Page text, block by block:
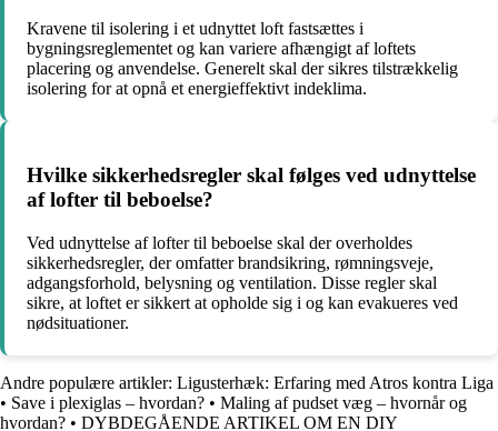
Kravene til isolering i et udnyttet loft fastsættes i
bygningsreglementet og kan variere afhængigt af loftets
placering og anvendelse. Generelt skal der sikres tilstrækkelig
isolering for at opnå et energieffektivt indeklima.
Hvilke sikkerhedsregler skal følges ved udnyttelse
af lofter til beboelse?
Ved udnyttelse af lofter til beboelse skal der overholdes
sikkerhedsregler, der omfatter brandsikring, rømningsveje,
adgangsforhold, belysning og ventilation. Disse regler skal
sikre, at loftet er sikkert at opholde sig i og kan evakueres ved
nødsituationer.
Andre populære artikler: Ligusterhæk: Erfaring med Atros kontra Liga
• Save i plexiglas – hvordan? • Maling af pudset væg – hvornår og
hvordan? • DYBDEGÅENDE ARTIKEL OM EN DIY